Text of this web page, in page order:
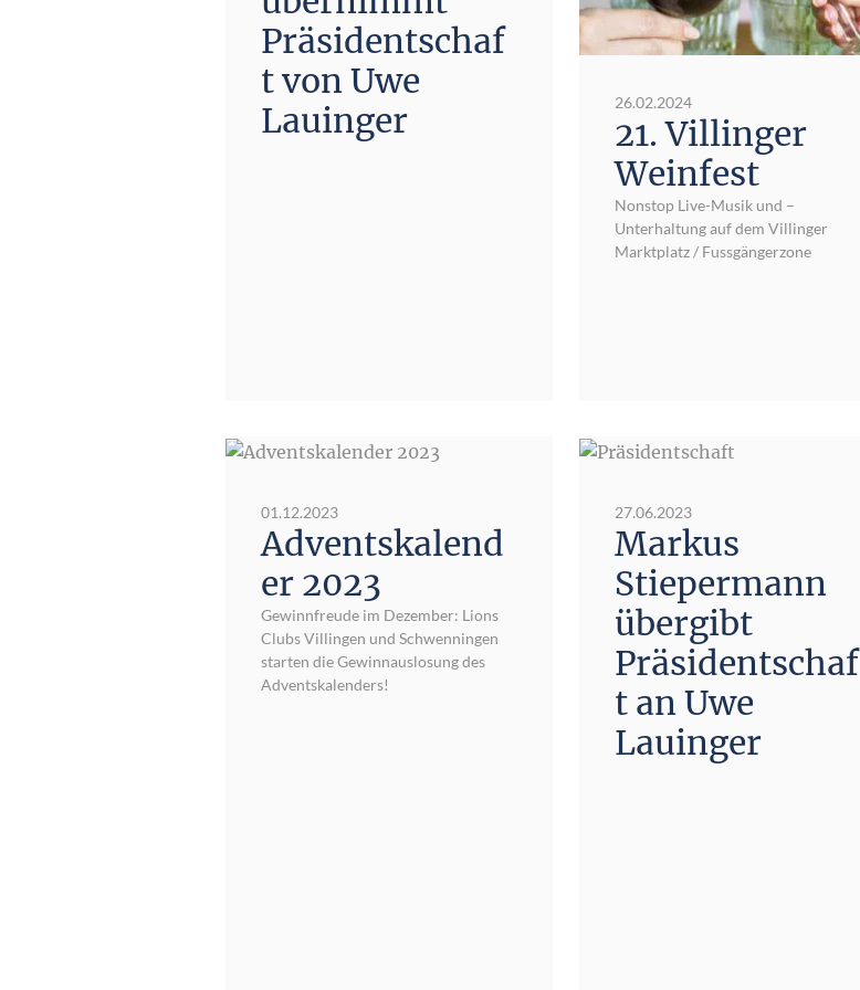
Präsidentschaf
t von Uwe
Lauinger
26.02.2024
21. Villinger
Weinfest
Nonstop Live-Musik und –
Unterhaltung auf dem Villinger
Marktplatz / Fussgängerzone
01.12.2023
Adventskalend
er 2023
Gewinnfreude im Dezember: Lions
Clubs Villingen und Schwenningen
starten die Gewinnauslosung des
Adventskalenders!
27.06.2023
Markus
Stiepermann
übergibt
Präsidentschaf
t an Uwe
Lauinger